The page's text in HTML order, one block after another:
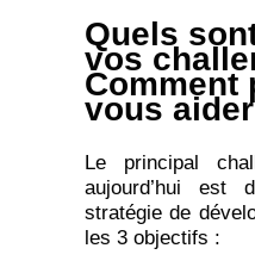
Quels
vos
Comment
vous
Le principal
aujourd’hui est
stratégie de
les 3 objectifs :